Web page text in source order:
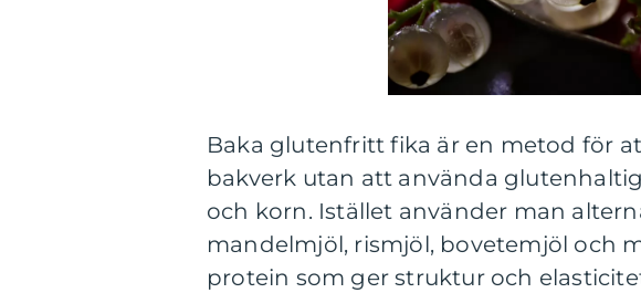
Baka glutenfritt fika är en metod för
bakverk utan att använda
och korn. Istället använder man
mandelmjöl, rismjöl, bovetemjöl och
protein som ger struktur och